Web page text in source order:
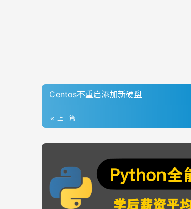
Centos不重启添加新硬盘
上一篇